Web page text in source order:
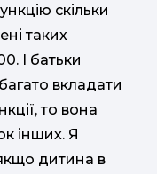
скільки
таких
І батьки
вкладати
то вона
інших. Я
дитина в